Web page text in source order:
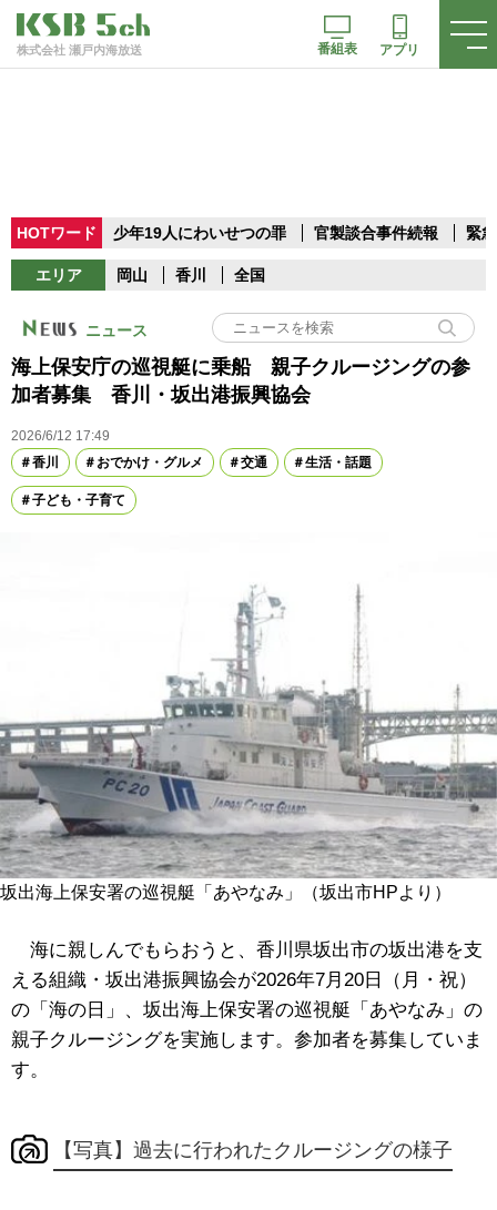
株式会社 瀬戸内海放送 番組表 アプリ
HOTワード 少年19人にわいせつの罪 官製談合事件続報 緊
エリア 岡山 香川 全国
ニュース
海上保安庁の巡視艇に乗船 親子クルージングの参
加者募集 香川・坂出港振興協会
2026/6/12 17:49
香川
おでかけ・グルメ 交通 生活・話題
子ども・子育て
坂出海上保安署の巡視艇「あやなみ」（坂出市HPより）
海に親しんでもらおうと、香川県坂出市の坂出港を支
える組織・坂出港振興協会が2026年7月20日（月・祝）
の「海の日」、坂出海上保安署の巡視艇「あやなみ」の
親子クルージングを実施します。参加者を募集していま
す。
【写真】過去に行われたクルージングの様子